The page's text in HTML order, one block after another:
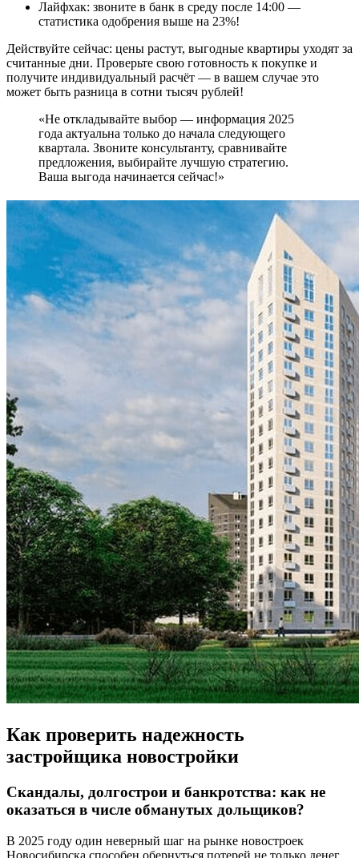
Лайфхак: звоните в банк в среду после 14:00 —
статистика одобрения выше на 23%!
Действуйте сейчас: цены растут, выгодные квартиры уходят за
считанные дни. Проверьте свою готовность к покупке и
получите индивидуальный расчёт — в вашем случае это
может быть разница в сотни тысяч рублей!
«Не откладывайте выбор — информация 2025
года актуальна только до начала следующего
квартала. Звоните консультанту, сравнивайте
предложения, выбирайте лучшую стратегию.
Ваша выгода начинается сейчас!»
Как проверить надежность
застройщика новостройки
Скандалы, долгострои и банкротства: как не
оказаться в числе обманутых дольщиков?
В 2025 году один неверный шаг на рынке новостроек
Новосибирска способен обернуться потерей не только денег,